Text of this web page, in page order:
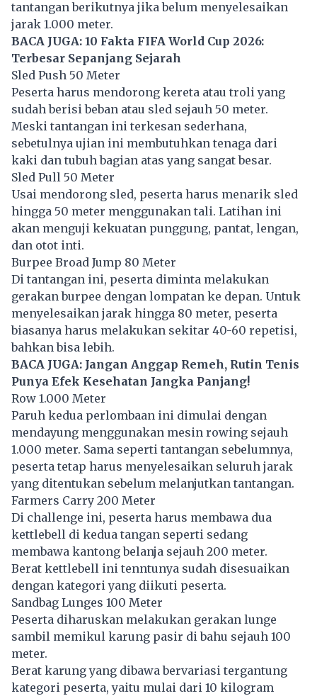
tantangan berikutnya jika belum menyelesaikan
jarak 1.000 meter.
BACA JUGA: 10 Fakta FIFA World Cup 2026:
Terbesar Sepanjang Sejarah
Sled Push 50 Meter
Peserta harus mendorong kereta atau troli yang
sudah berisi beban atau sled sejauh 50 meter.
Meski tantangan ini terkesan sederhana,
sebetulnya ujian ini membutuhkan tenaga dari
kaki dan tubuh bagian atas yang sangat besar.
Sled Pull 50 Meter
Usai mendorong sled, peserta harus menarik sled
hingga 50 meter menggunakan tali. Latihan ini
akan menguji kekuatan punggung, pantat, lengan,
dan otot inti.
Burpee Broad Jump 80 Meter
Di tantangan ini, peserta diminta melakukan
gerakan burpee dengan lompatan ke depan. Untuk
menyelesaikan jarak hingga 80 meter, peserta
biasanya harus melakukan sekitar 40-60 repetisi,
bahkan bisa lebih.
BACA JUGA: Jangan Anggap Remeh, Rutin Tenis
Punya Efek Kesehatan Jangka Panjang!
Row 1.000 Meter
Paruh kedua perlombaan ini dimulai dengan
mendayung menggunakan mesin rowing sejauh
1.000 meter. Sama seperti tantangan sebelumnya,
peserta tetap harus menyelesaikan seluruh jarak
yang ditentukan sebelum melanjutkan tantangan.
Farmers Carry 200 Meter
Di challenge ini, peserta harus membawa dua
kettlebell di kedua tangan seperti sedang
membawa kantong belanja sejauh 200 meter.
Berat kettlebell ini tenntunya sudah disesuaikan
dengan kategori yang diikuti peserta.
Sandbag Lunges 100 Meter
Peserta diharuskan melakukan gerakan lunge
sambil memikul karung pasir di bahu sejauh 100
meter.
Berat karung yang dibawa bervariasi tergantung
kategori peserta, yaitu mulai dari 10 kilogram